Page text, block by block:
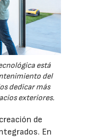
está
del
dedicar más
exteriores.
de
En